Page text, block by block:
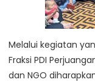
Melalui kegiatan
Fraksi PDI
dan NGO